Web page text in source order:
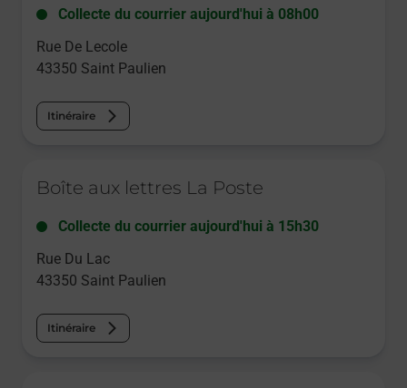
Collecte du courrier aujourd'hui à 08h00
Rue De Lecole
43350 Saint Paulien
Itinéraire
Boîte aux lettres La Poste
Collecte du courrier aujourd'hui à 15h30
Rue Du Lac
43350 Saint Paulien
Itinéraire